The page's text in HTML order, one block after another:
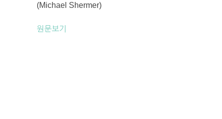
(Michael Shermer)
원문보기